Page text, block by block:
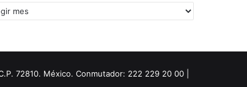
72810. México. Conmutador: 222 229 20 00 |